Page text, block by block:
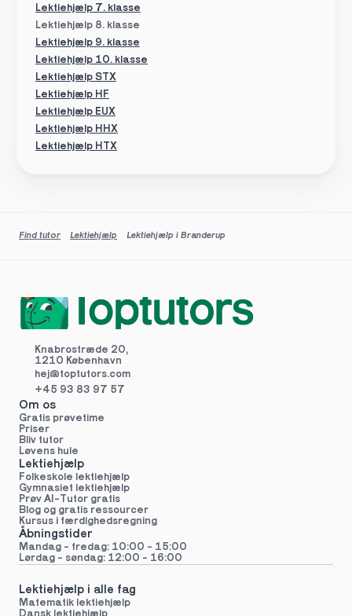
Lektiehjælp 8. klasse
Lektiehjælp 7. klasse
Lektiehjælp 9. klasse
Lektiehjælp 10. klasse
Lektiehjælp HF
Lektiehjælp EUX
Lektiehjælp STX
Lektiehjælp HHX
Lektiehjælp HTX
Find tutor Lektiehjælp Lektiehjælp i Branderup
Knabrostræde 20,
1210 København
hej@toptutors.com
+45 93 83 97 57
Om os
Gratis prøvetime
Priser
Bliv tutor
Løvens hule
Lektiehjælp
Folkeskole lektiehjælp
Gymnasiet lektiehjælp
Prøv AI-Tutor gratis
Blog og gratis ressourcer
Kursus i færdighedsregning
Åbningstider
Mandag - fredag: 10:00 - 15:00
Lørdag - søndag: 12:00 - 16:00
Lektiehjælp i alle fag
Matematik lektiehjælp